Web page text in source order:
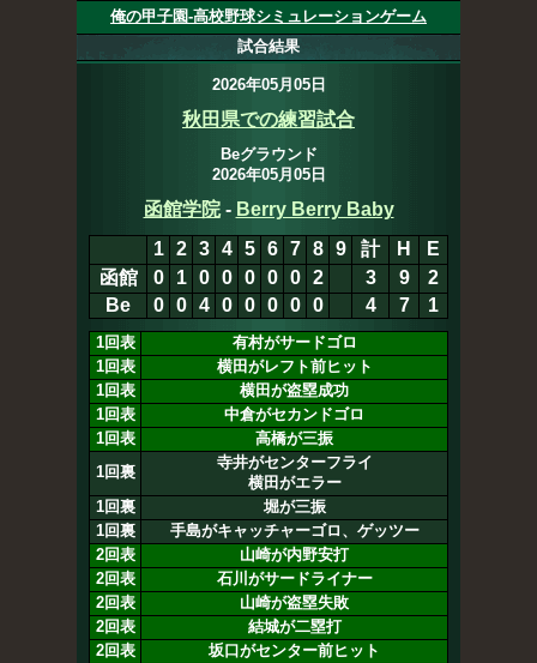
俺の甲子園-高校野球シミュレーションゲーム
試合結果
2026年05月05日
秋田県での練習試合
Beグラウンド
2026年05月05日
函館学院 - Berry Berry Baby
1
2 3 4 5 6 7 8 9 計 H
E
函館
0 1 0 0 0 0 0 2 3 9
2
Be
0 0 4 0 0 0 0 0 4 7 1
1回表
有村がサードゴロ
1回表
横田がレフト前ヒット
1回表
横田が盗塁成功
1回表
中倉がセカンドゴロ
1回表
高橋が三振
1回裏
寺井がセンターフライ
横田がエラー
1回裏
堀が三振
1回裏
手島がキャッチャーゴロ、ゲッツー
2回表
山崎が内野安打
2回表
石川がサードライナー
2回表
山崎が盗塁失敗
2回表
結城が二塁打
2回表
坂口がセンター前ヒット